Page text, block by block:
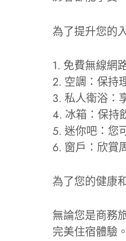
為了提升您的
1. 免費無線網
2. 空調：保持
3. 私人衛浴：
4. 冰箱：保持
5. 迷你吧：您
6. 窗戶：欣賞
為了您的健康
無論您是商務
完美住宿體驗